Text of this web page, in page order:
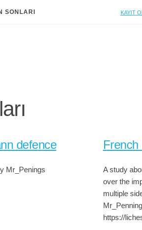
SONLARI Kayıt ol
defence
Mr_Penings
French
A study
over the
multiple
https://